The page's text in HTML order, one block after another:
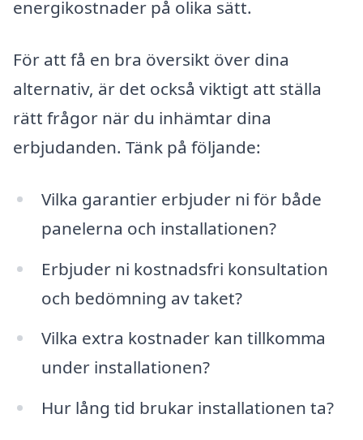
energikostnader på olika sätt.
För att få en bra översikt över dina
alternativ, är det också viktigt att ställa
rätt frågor när du inhämtar dina
erbjudanden. Tänk på följande:
Vilka garantier erbjuder ni för både
panelerna och installationen?
Erbjuder ni kostnadsfri konsultation
och bedömning av taket?
Vilka extra kostnader kan tillkomma
under installationen?
Hur lång tid brukar installationen ta?